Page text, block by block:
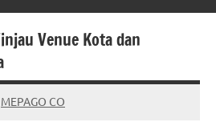
Venue Kota dan
MEPAGO CO